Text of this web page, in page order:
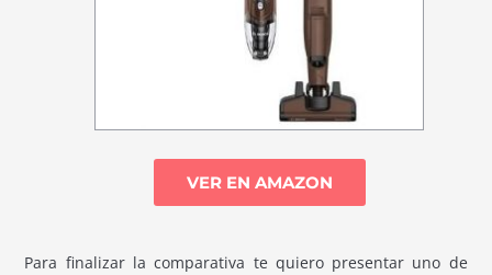
VER EN AMAZON
Para finalizar la comparativa te quiero presentar uno de